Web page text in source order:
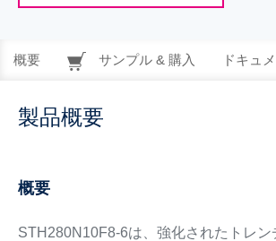
概要 サンプル & 購入 ドキュ
製品概要
概要
STH280N10F8-6は、強化されたトレン